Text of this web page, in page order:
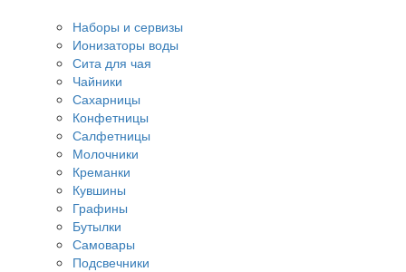
Наборы и сервизы
Ионизаторы воды
Сита для чая
Чайники
Сахарницы
Конфетницы
Салфетницы
Молочники
Креманки
Кувшины
Графины
Бутылки
Самовары
Подсвечники